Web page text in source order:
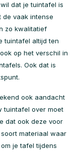
dat je tuintafel is
de vaak intense
zo kwalitatief
tuintafel altijd ten
op het verschil in
Ook dat is
ook aandacht
tuintafel over moet
dat ook deze voor
materiaal waar
je tafel tijdens